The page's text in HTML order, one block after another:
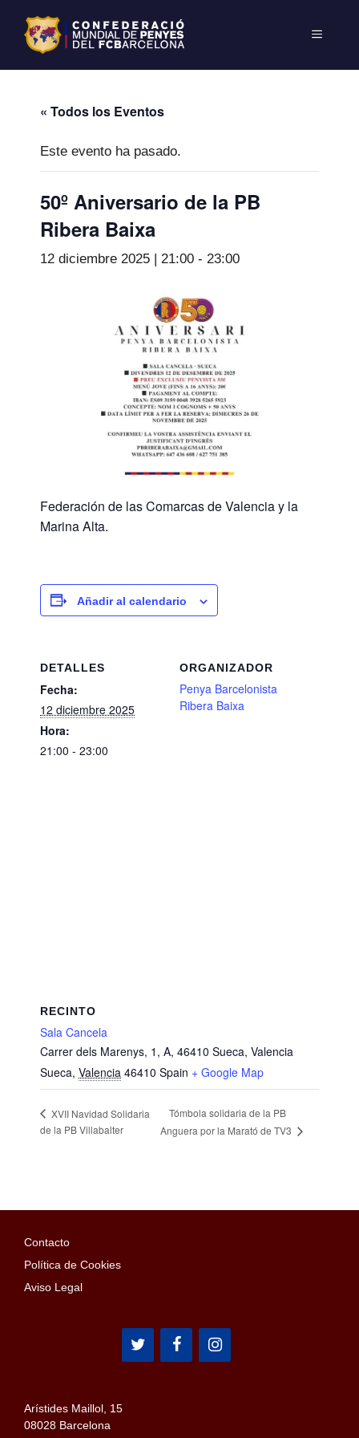
« Todos los Eventos
Este evento ha pasado.
50º Aniversario de la PB
Ribera Baixa
12 diciembre 2025 | 21:00 - 23:00
Federación de las Comarcas de Valencia y la
Marina Alta.
Añadir al calendario
DETALLES
Fecha:
12 diciembre 2025
Hora:
21:00 - 23:00
ORGANIZADOR
Penya Barcelonista
Ribera Baixa
RECINTO
Sala Cancela
Carrer dels Marenys, 1, A, 46410 Sueca, Valencia
Sueca, Valencia 46410 Spain + Google Map
XVII Navidad Solidaria
de la PB Villabalter
Tómbola solidaria de la PB
Anguera por la Marató de TV3
Contacto
Política de Cookies
Aviso Legal
Arístides Maillol, 15
08028 Barcelona